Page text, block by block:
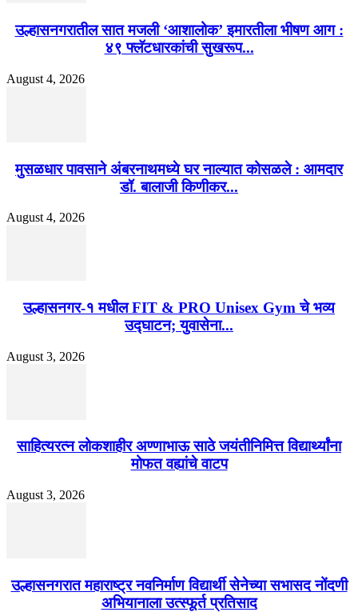
उल्हासनगरातील सात मजली ‘आशालोक’ इमारतीला भीषण आग :
४९ फ्लॅटधारकांची सुखरूप...
August 4, 2026
मुसळधार पावसाने अंबरनाथमध्ये घर नाल्यात कोसळले : आमदार
डॉ. बालाजी किणीकर...
August 4, 2026
उल्हासनगर-१ मधील FIT & PRO Unisex Gym चे भव्य
उद्घाटन; युवासेना...
August 3, 2026
साहित्यरत्न लोकशाहीर अण्णाभाऊ साठे जयंतीनिमित्त विद्यार्थ्यांना
मोफत वह्यांचे वाटप
August 3, 2026
उल्हासनगरात महाराष्ट्र नवनिर्माण विद्यार्थी सेनेच्या सभासद नोंदणी
अभियानाला उत्स्फूर्त प्रतिसाद